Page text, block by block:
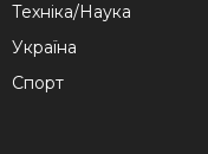
Техніка/Наука
Україна
Спорт